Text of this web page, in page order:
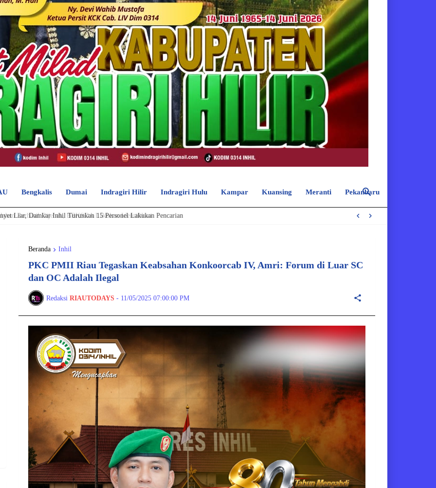
Bengkalis Dumai Indragiri Hilir Indragiri Hulu Kampar Kuansing Meranti Pekanbaru
Liar, Damkar Inhil Turunkan 15 Personel Lakukan Pencarian
Beranda Inhil
PKC PMII Riau Tegaskan Keabsahan Konkoorcab IV, Amri: Forum di Luar SC
dan OC Adalah Ilegal
Redaksi RIAUTODAYS - 11/05/2025 07:00:00 PM